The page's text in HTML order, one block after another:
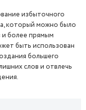
избыточного
который можно было
более прямым
быть использован
большего
слов и отвлечь